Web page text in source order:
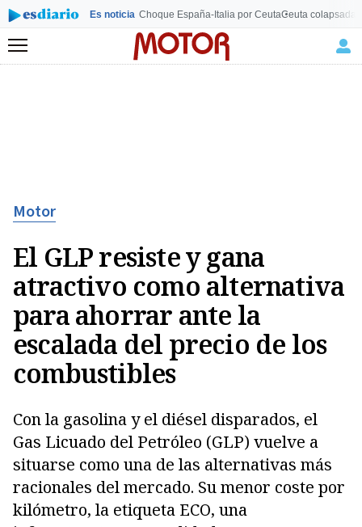
Es noticia Choque España-Italia por CeutaCeuta colapsada
Menú
Motor
El GLP resiste y gana
atractivo como alternativa
para ahorrar ante la
escalada del precio de los
combustibles
Con la gasolina y el diésel disparados, el
Gas Licuado del Petróleo (GLP) vuelve a
situarse como una de las alternativas más
racionales del mercado. Su menor coste por
kilómetro, la etiqueta ECO, una